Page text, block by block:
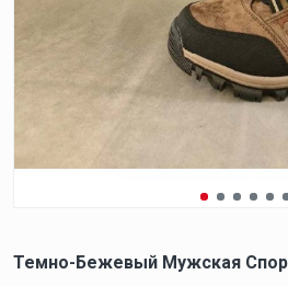
Темно-Бежевый Мужская